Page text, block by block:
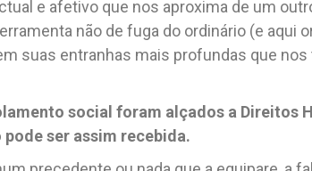
e afetivo que nos aproxima de um
não de fuga do ordinário (e aqui
suas entranhas mais profundas que
social foram alçados a Direitos
ser assim recebida.